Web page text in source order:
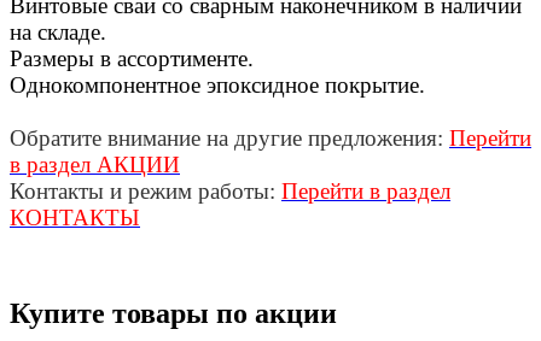
на складе.
Размеры в ассортименте.
Однокомпонентное эпоксидное покрытие.
Обратите внимание на другие предложения: Перейти
в раздел АКЦИИ
Контакты и режим работы: Перейти в раздел
КОНТАКТЫ
Купите товары по акции